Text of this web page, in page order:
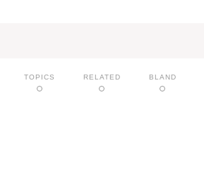
TOPICS RELATED BLAND